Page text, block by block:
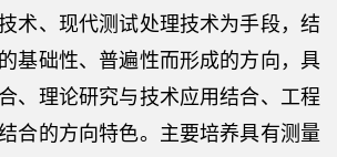
术、现代测试处理技术为手段，结
基础性、普遍性而形成的方向，具
、理论研究与技术应用结合、工程
合的方向特色。主要培养具有测量